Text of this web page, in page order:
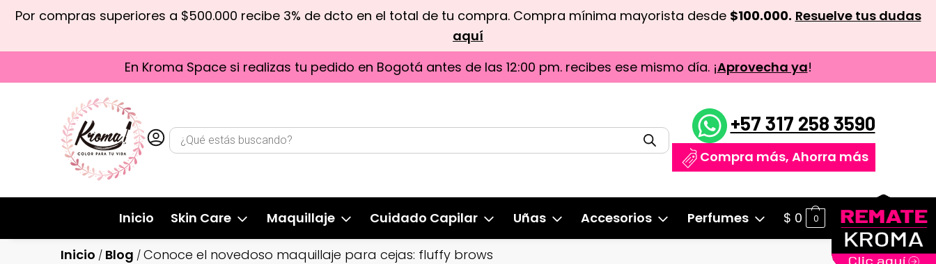
Por compras superiores a $500.000 recibe 3% de dcto en el total de tu compra. Compra mínima mayorista desde $100.000. Resuelve tus dudas
aquí
En Kroma Space si realizas tu pedido en Bogotá antes de las 12:00 pm. recibes ese mismo día. ¡Aprovecha ya!
+57 317 258 3590
Compra más, Ahorra más
Inicio Skin Care Maquillaje Cuidado Capilar Uñas Accesorios Perfumes $ 0 0
Inicio / Blog / Conoce el novedoso maquillaje para cejas: fluffy brows